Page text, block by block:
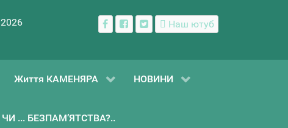
Наш ютуб
Життя КАМЕНЯРА НОВИНИ
... БЕЗПАМ’ЯТСТВА?..